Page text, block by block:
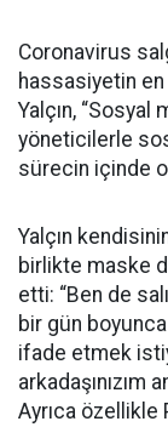
Coronavirus
hassasiyetin
Yalçın,
yöneticilerle
sürecin içinde
Yalçın
birlikte maske
etti: “Ben de
bir gün
ifade etmek
Ayrıca özellikle